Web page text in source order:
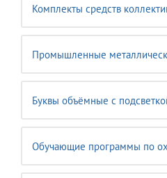
Комплекты средств
Промышленные
Буквы объёмные с
Обучающие программы по